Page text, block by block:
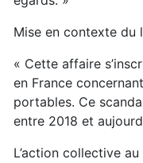
Mise en contexte du
« Cette affaire
en France
portables. Ce
entre 2018 et
L’action collective